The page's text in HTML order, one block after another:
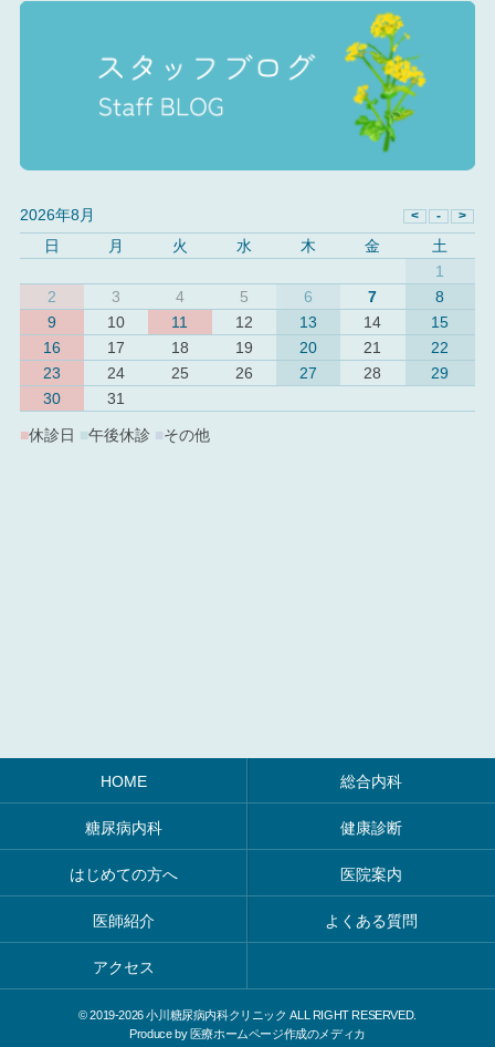
2026年8月
日
月 火 水 木 金
土
1
2
3 4 5 6 7
8
9
10 11 12 13 14
15
16
17 18 19 20 21
22
23
24 25 26 27 28
29
30
31
■休診日 ■午後休診 その他
HOME 総合内科
糖尿病内科 健康診断
はじめての方へ 医院案内
医師紹介 よくある質問
アクセス
© 2019-2026 小川糖尿病内科クリニック ALL RIGHT RESERVED.
Produce by医療ホームページ作成のメディカ